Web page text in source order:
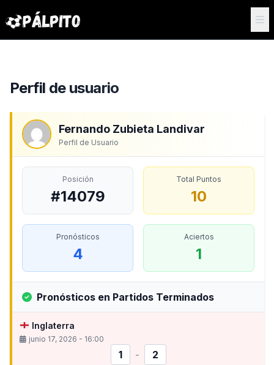
Perfil de usuario
Fernando Zubieta Landivar
Perfil de Usuario
Posición
#14079
Total Puntos
10
Pronósticos
4
Aciertos
1
Pronósticos en Partidos Terminados
Inglaterra
junio 17, 2026 - 16:00
1 - 2